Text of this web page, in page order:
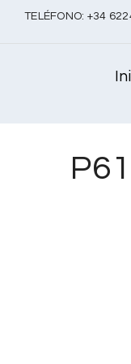
TELÉFONO: +34